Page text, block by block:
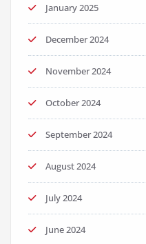
January 2025
December 2024
November 2024
October 2024
September 2024
August 2024
July 2024
June 2024